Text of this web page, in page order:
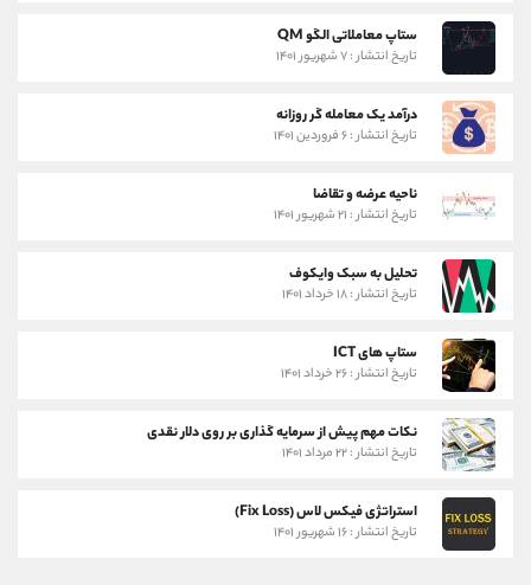
ستاپ معاملاتی الگو QM
تاریخ انتشار : ۷ شهریور ۱۴۰۱
درآمد یک معامله گر روزانه
تاریخ انتشار : ۶ فروردین ۱۴۰۱
ناحیه عرضه و تقاضا
تاریخ انتشار : ۲۱ شهریور ۱۴۰۱
تحلیل به سبک وایکوف
تاریخ انتشار : ۱۸ خرداد ۱۴۰۱
ستاپ های ICT
تاریخ انتشار : ۲۶ خرداد ۱۴۰۱
نکات مهم پیش از سرمایه گذاری بر روی دلار نقدی
تاریخ انتشار : ۲۲ مرداد ۱۴۰۱
استراتژی فیکس لاس (Fix Loss)
تاریخ انتشار : ۱۶ شهریور ۱۴۰۱